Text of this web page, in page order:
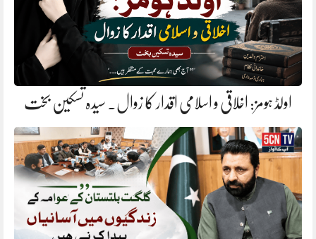
اولڈ ہومز: اخلاقی و اسلامی اقدار کا زوال. سیدہ تسکین بخت